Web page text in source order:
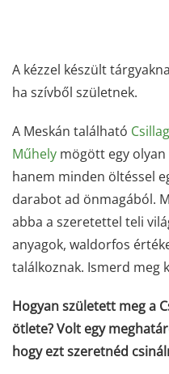
A kézzel készült
ha szívből születnek.
A Meskán található
Műhely mögött egy
hanem minden öltéssel
darabot ad önmagából.
abba a szeretettel teli
anyagok, waldorfos
találkoznak. Ismerd meg
Hogyan született meg a
ötlete? Volt egy
hogy ezt szeretnéd